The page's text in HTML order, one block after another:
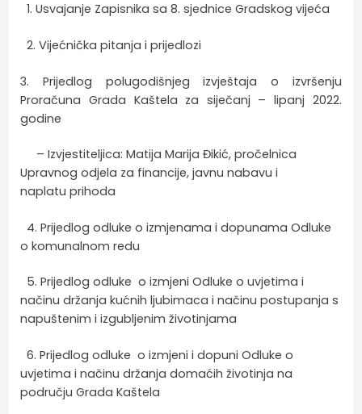
1. Usvajanje Zapisnika sa 8. sjednice Gradskog vijeća
2. Vijećnička pitanja i prijedlozi
3. Prijedlog polugodišnjeg izvještaja o izvršenju
Proračuna Grada Kaštela za siječanj – lipanj 2022.
godine
– Izvjestiteljica: Matija Marija Đikić, pročelnica
Upravnog odjela za financije, javnu nabavu i
naplatu prihoda
4. Prijedlog odluke o izmjenama i dopunama Odluke
o komunalnom redu
5. Prijedlog odluke o izmjeni Odluke o uvjetima i
načinu držanja kućnih ljubimaca i načinu postupanja s
napuštenim i izgubljenim životinjama
6. Prijedlog odluke o izmjeni i dopuni Odluke o
uvjetima i načinu držanja domaćih životinja na
području Grada Kaštela